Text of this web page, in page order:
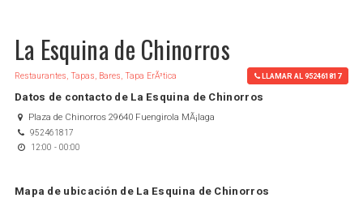
La Esquina de Chinorros
Restaurantes, Tapas, Bares, Tapa ErÃ³tica LLAMAR AL 952461817
Datos de contacto de La Esquina de Chinorros
Plaza de Chinorros 29640 Fuengirola MÃ¡laga
952461817
12:00 - 00:00
Mapa de ubicación de La Esquina de Chinorros